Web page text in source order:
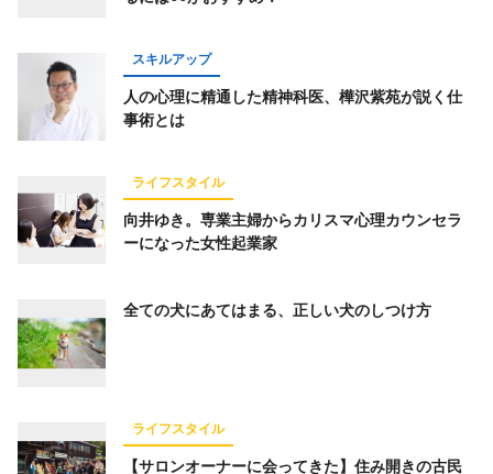
スキルアップ
人の心理に精通した精神科医、樺沢紫苑が説く仕
事術とは
ライフスタイル
向井ゆき。専業主婦からカリスマ心理カウンセラ
ーになった女性起業家
全ての犬にあてはまる、正しい犬のしつけ方
ライフスタイル
【サロンオーナーに会ってきた】住み開きの古民